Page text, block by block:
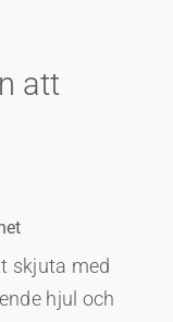
att
skjuta med
hjul och